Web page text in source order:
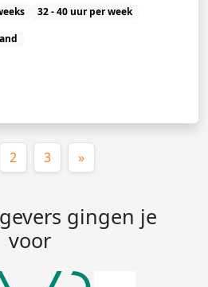
32 - 40 uur per week
2 3 »
gingen je
voor